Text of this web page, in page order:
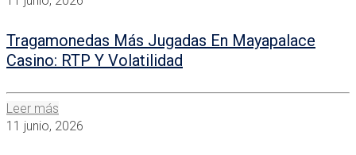
Tragamonedas Más Jugadas En Mayapalace
Casino: RTP Y Volatilidad
Leer más
11 junio, 2026